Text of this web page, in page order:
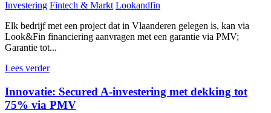
Investering Fintech & Markt Lookandfin
Elk bedrijf met een project dat in Vlaanderen gelegen is, kan via
Look&Fin financiering aanvragen met een garantie via PMV;
Garantie tot...
Lees verder
Innovatie: Secured A-investering met dekking tot
75% via PMV